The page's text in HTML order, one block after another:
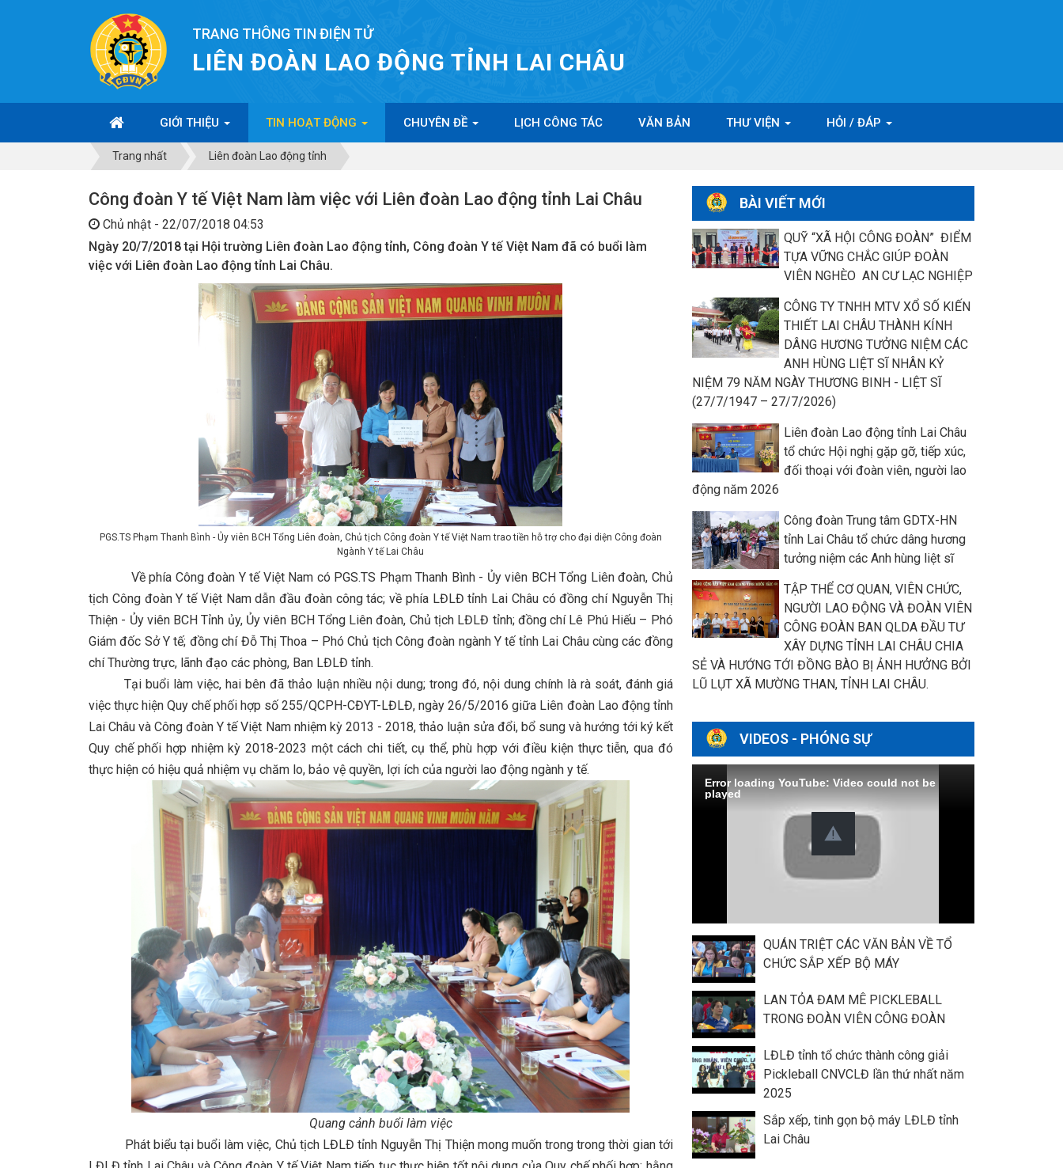
TRANG THÔNG TIN ĐIỆN TỬ
LIÊN ĐOÀN LAO ĐỘNG TỈNH LAI CHÂU
GIỚI THIỆU TIN HOẠT ĐỘNG CHUYÊN ĐỀ LỊCH CÔNG TÁC VĂN BẢN THƯ VIỆN HỎI / ĐÁP
Trang nhất Liên đoàn Lao động tỉnh
Công đoàn Y tế Việt Nam làm việc với Liên đoàn Lao động tỉnh Lai Châu
Chủ nhật - 22/07/2018 04:53
Ngày 20/7/2018 tại Hội trường Liên đoàn Lao động tỉnh, Công đoàn Y tế Việt Nam đã có buổi làm
việc với Liên đoàn Lao động tỉnh Lai Châu.
PGS.TS Phạm Thanh Bình - Ủy viên BCH Tổng Liên đoàn, Chủ tịch Công đoàn Y tế Việt Nam trao tiền hỗ trợ cho đại diện Công đoàn
Ngành Y tế Lai Châu
Về phía Công đoàn Y tế Việt Nam có PGS.TS Phạm Thanh Bình - Ủy viên BCH Tổng Liên đoàn, Chủ
tịch Công đoàn Y tế Việt Nam dẫn đầu đoàn công tác; về phía LĐLĐ tỉnh Lai Châu có đồng chí Nguyễn Thị
Thiện - Ủy viên BCH Tỉnh ủy, Ủy viên BCH Tổng Liên đoàn, Chủ tịch LĐLĐ tỉnh; đồng chí Lê Phú Hiếu – Phó
Giám đốc Sở Y tế; đồng chí Đỗ Thị Thoa – Phó Chủ tịch Công đoàn ngành Y tế tỉnh Lai Châu cùng các đồng
chí Thường trực, lãnh đạo các phòng, Ban LĐLĐ tỉnh.
Tại buổi làm việc, hai bên đã thảo luận nhiều nội dung; trong đó, nội dung chính là rà soát, đánh giá
việc thực hiện Quy chế phối hợp số 255/QCPH-CĐYT-LĐLĐ, ngày 26/5/2016 giữa Liên đoàn Lao động tỉnh
Lai Châu và Công đoàn Y tế Việt Nam nhiệm kỳ 2013 - 2018, thảo luận sửa đổi, bổ sung và hướng tới ký kết
Quy chế phối hợp nhiệm kỳ 2018-2023 một cách chi tiết, cụ thể, phù hợp với điều kiện thực tiễn, qua đó
thực hiện có hiệu quả nhiệm vụ chăm lo, bảo vệ quyền, lợi ích của người lao động ngành y tế.
Quang cảnh buổi làm việc
Phát biểu tại buổi làm việc, Chủ tịch LĐLĐ tỉnh Nguyễn Thị Thiện mong muốn trong trong thời gian tới
BÀI VIẾT MỚI
QUỸ “XÃ HỘI CÔNG ĐOÀN” ĐIỂM
TỰA VỮNG CHẮC GIÚP ĐOÀN
VIÊN NGHÈO AN CƯ LẠC NGHIỆP
CÔNG TY TNHH MTV XỔ SỐ KIẾN
THIẾT LAI CHÂU THÀNH KÍNH
DÂNG HƯƠNG TƯỞNG NIỆM CÁC
ANH HÙNG LIỆT SĨ NHÂN KỶ
NIỆM 79 NĂM NGÀY THƯƠNG BINH - LIỆT SĨ
(27/7/1947 – 27/7/2026)
Liên đoàn Lao động tỉnh Lai Châu
tổ chức Hội nghị gặp gỡ, tiếp xúc,
đối thoại với đoàn viên, người lao
động năm 2026
Công đoàn Trung tâm GDTX-HN
tỉnh Lai Châu tổ chức dâng hương
tưởng niệm các Anh hùng liệt sĩ
TẬP THỂ CƠ QUAN, VIÊN CHỨC,
NGƯỜI LAO ĐỘNG VÀ ĐOÀN VIÊN
CÔNG ĐOÀN BAN QLDA ĐẦU TƯ
XÂY DỰNG TỈNH LAI CHÂU CHIA
SẺ VÀ HƯỚNG TỚI ĐỒNG BÀO BỊ ẢNH HƯỞNG BỞI
LŨ LỤT XÃ MƯỜNG THAN, TỈNH LAI CHÂU.
VIDEOS - PHÓNG SỰ
Error loading YouTube: Video could not be
played
QUÁN TRIỆT CÁC VĂN BẢN VỀ TỔ
CHỨC SẮP XẾP BỘ MÁY
LAN TỎA ĐAM MÊ PICKLEBALL
TRONG ĐOÀN VIÊN CÔNG ĐOÀN
LĐLĐ tỉnh tổ chức thành công giải
Pickleball CNVCLĐ lần thứ nhất năm
2025
Sắp xếp, tinh gọn bộ máy LĐLĐ tỉnh
Lai Châu